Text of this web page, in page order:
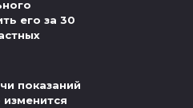
его за 30
показаний
изменится